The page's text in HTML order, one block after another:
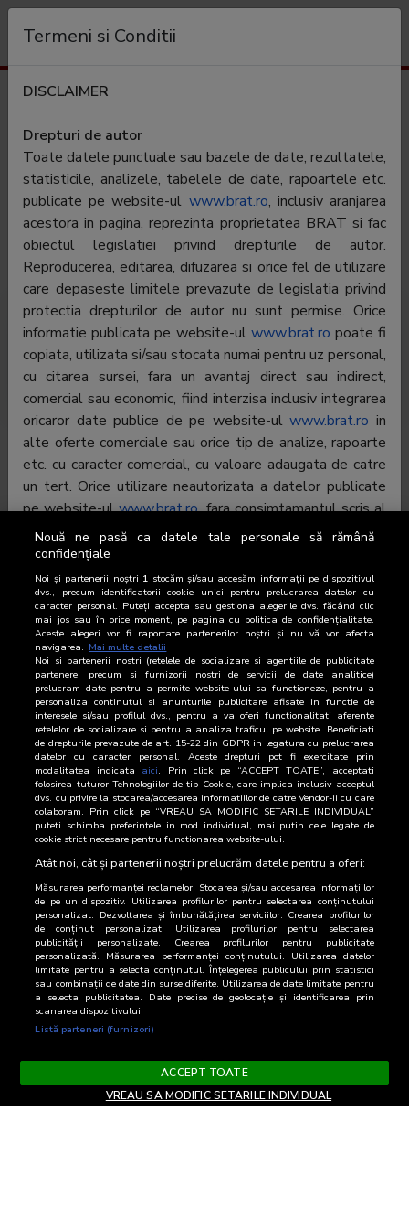
Publicații măsurate
Toate 0-9 A B C D E F G H I J K L M N O
P Q R S T U V W X Y Z
Șterge filtre
# Membru Editor
Nu există date după criteriul selectat
Termeni si Conditii
DISCLAIMER
Drepturi de autor
Toate datele punctuale sau bazele de date, rezultatele,
statisticile, analizele, tabelele de date, rapoartele etc.
publicate pe website-ul www.brat.ro, inclusiv aranjarea
acestora in pagina, reprezinta proprietatea BRAT si fac
obiectul legislatiei privind drepturile de autor.
Reproducerea, editarea, difuzarea si orice fel de utilizare
care depaseste limitele prevazute de legislatia privind
protectia drepturilor de autor nu sunt permise. Orice
informatie publicata pe website-ul www.brat.ro poate fi
copiata, utilizata si/sau stocata numai pentru uz personal,
cu citarea sursei, fara un avantaj direct sau indirect,
comercial sau economic, fiind interzisa inclusiv integrarea
oricaror date publice de pe website-ulwww.brat.ro in
alte oferte comerciale sau orice tip de analize, rapoarte
etc. cu caracter comercial, cu valoare adaugata de catre
un tert. Orice utilizare neautorizata a datelor publicate
pe website-ulwww.brat.ro, fara consimtamantul scris al
BRAT, este o incalcare a dreptului de autor si poate fi
pasibilă de judecata.
Excluderea responsabilitatii
Prin publicarea pe website-ulwww.brat.ro a informatiilor
sus-mentionate, BRAT nu ofera nicio garantie privind
corectitudinea, integritatea si actualitatea datelor, in
ciuda atentiei deosebite cu care sunt verificate
informatiile. BRAT nu poate fi facut responsabil pentru
nici un tip de daune directe sau indirecte, inclusiv
pierderea profiturilor, care pot rezulta din accesarea
si/sau folosirea website-ulwww.brat.rodin partea
dumneavoastra. Toate materialele, continutul si datele
din acest website sunt furnizate fara obligatii si pot fi
modificate, completate, sterse definitiv sau temporar de
catre BRAT, fara o notificare prealabila.
Am inteles/de acord
Nouă ne pasă ca datele tale personale să rămână
confidențiale
Noi și partenerii noștri 1 stocăm și/sau accesăm informații pe dispozitivul
dvs., precum identificatorii cookie unici pentru prelucrarea datelor cu
caracter personal. Puteți accepta sau gestiona alegerile dvs. făcând clic
mai jos sau în orice moment, pe pagina cu politica de confidențialitate.
Aceste alegeri vor fi raportate partenerilor noștri și nu vă vor afecta
navigarea. Mai multe detalii
Noi si partenerii nostri (retelele de socializare si agentiile de publicitate
partenere, precum si furnizorii nostri de servicii de date analitice)
prelucram date pentru a permite website-ului sa functioneze, pentru a
personaliza continutul si anunturile publicitare afisate in functie de
interesele si/sau profilul dvs., pentru a va oferi functionalitati aferente
retelelor de socializare si pentru a analiza traficul pe website. Beneficiati
de drepturile prevazute de art. 15-22 din GDPR in legatura cu prelucrarea
datelor cu caracter personal. Aceste drepturi pot fi exercitate prin
modalitatea indicata aici. Prin click pe “ACCEPT TOATE”, acceptati
folosirea tuturor Tehnologiilor de tip Cookie, care implica inclusiv acceptul
dvs. cu privire la stocarea/accesarea informatiilor de catre Vendor-ii cu care
colaboram. Prin click pe “VREAU SA MODIFIC SETARILE INDIVIDUAL”
puteti schimba preferintele in mod individual, mai putin cele legate de
cookie strict necesare pentru functionarea website-ului.
Atât noi, cât și partenerii noștri prelucrăm datele pentru a oferi:
Măsurarea performanței reclamelor. Stocarea și/sau accesarea informațiilor
de pe un dispozitiv. Utilizarea profilurilor pentru selectarea conținutului
personalizat. Dezvoltarea și îmbunătățirea serviciilor. Crearea profilurilor
de conținut personalizat. Utilizarea profilurilor pentru selectarea
publicității personalizate. Crearea profilurilor pentru publicitate
personalizată. Măsurarea performanței conținutului. Utilizarea datelor
limitate pentru a selecta conținutul. Înțelegerea publicului prin statistici
sau combinații de date din surse diferite. Utilizarea de date limitate pentru
a selecta publicitatea. Date precise de geolocație și identificarea prin
scanarea dispozitivului.
Listă parteneri (furnizori)
ACCEPT TOATE
VREAU SA MODIFIC SETARILE INDIVIDUAL